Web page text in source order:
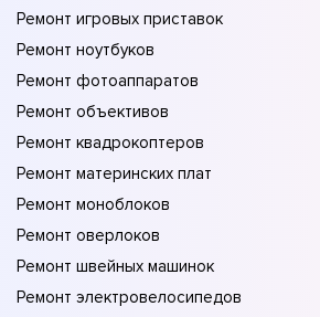
Ремонт игровых приставок
Ремонт ноутбуков
Ремонт фотоаппаратов
Ремонт объективов
Ремонт квадрокоптеров
Ремонт материнских плат
Ремонт моноблоков
Ремонт оверлоков
Ремонт швейных машинок
Ремонт электровелосипедов